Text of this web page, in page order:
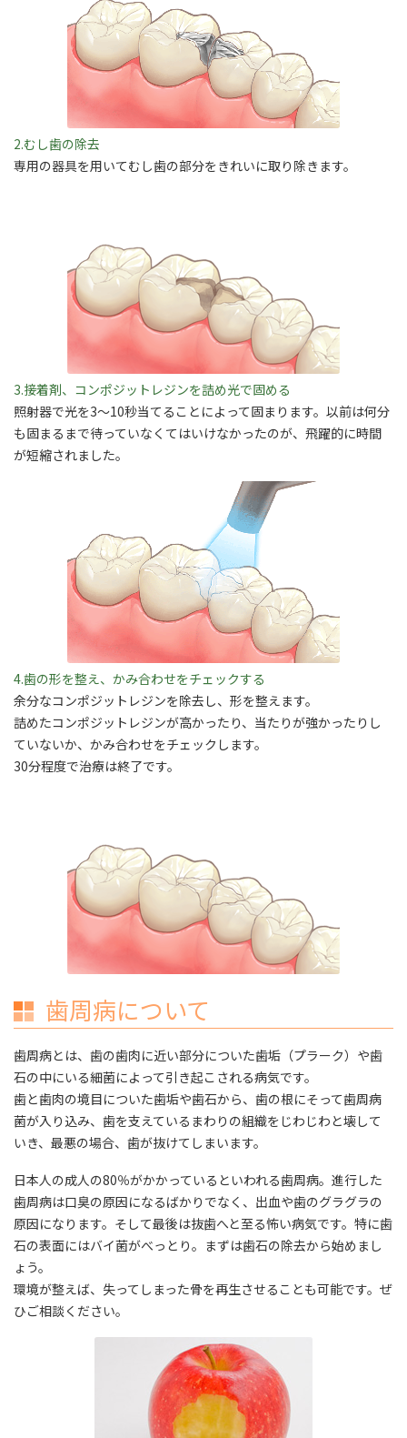
2.むし歯の除去
専用の器具を用いてむし歯の部分をきれいに取り除きます。
3.接着剤、コンポジットレジンを詰め光で固める
照射器で光を3～10秒当てることによって固まります。以前は何分
も固まるまで待っていなくてはいけなかったのが、飛躍的に時間
が短縮されました。
4.歯の形を整え、かみ合わせをチェックする
余分なコンポジットレジンを除去し、形を整えます。
詰めたコンポジットレジンが高かったり、当たりが強かったりし
ていないか、かみ合わせをチェックします。
30分程度で治療は終了です。
歯周病について
歯周病とは、歯の歯肉に近い部分についた歯垢（プラーク）や歯
石の中にいる細菌によって引き起こされる病気です。
歯と歯肉の境目についた歯垢や歯石から、歯の根にそって歯周病
菌が入り込み、歯を支えているまわりの組織をじわじわと壊して
いき、最悪の場合、歯が抜けてしまいます。
日本人の成人の80％がかかっているといわれる歯周病。進行した
歯周病は口臭の原因になるばかりでなく、出血や歯のグラグラの
原因になります。そして最後は抜歯へと至る怖い病気です。特に歯
石の表面にはバイ菌がべっとり。まずは歯石の除去から始めまし
ょう。
環境が整えば、失ってしまった骨を再生させることも可能です。ぜ
ひご相談ください。